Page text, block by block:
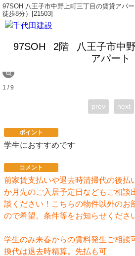
97SOH 八王子市中野上町三丁目の賃貸アパ
徒歩8分）[21503]
97SOH 2階
八王子市中
アパート
1 / 9
prev next
ポイント
学生におすすめです
コメント
前家賃支払いや退去時清掃代の後払
か月先のご入居予定日などもご相談
談ください！こちらの物件以外のお
ので希望。条件等をお知らせくださ
学生のみ来春からの賃料発生ご相談
換代は退去時精算。先払も可